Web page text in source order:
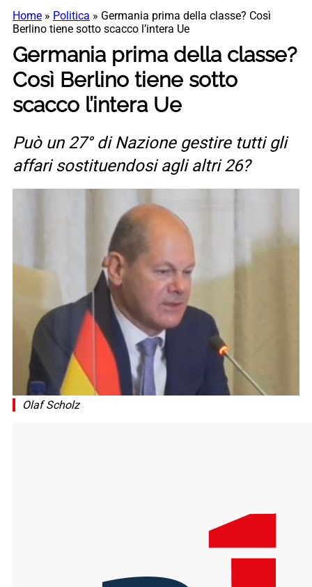
Home » Politica » Germania prima della classe? Così
Berlino tiene sotto scacco l’intera Ue
Germania prima della classe?
Così Berlino tiene sotto
scacco l’intera Ue
Può un 27° di Nazione gestire tutti gli
affari sostituendosi agli altri 26?
Olaf Scholz